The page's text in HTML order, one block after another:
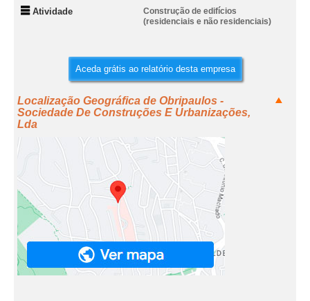
Atividade
Construção de edifícios
(residenciais e não residenciais)
Aceda grátis ao relatório desta empresa
Localização Geográfica de Obripaulos -
Sociedade De Construções E Urbanizações,
Lda